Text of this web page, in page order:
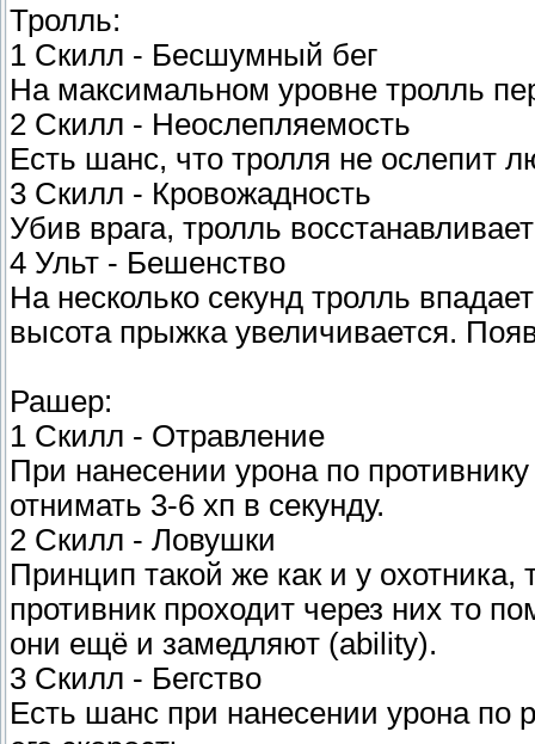
Тролль:
1 Скилл - Бесшумный бег
На максимальном уровне тролль
2 Скилл - Неослепляемость
Есть шанс, что тролля не ослепит
3 Скилл - Кровожадность
Убив врага, тролль
4 Ульт - Бешенство
На несколько секунд тролль
высота прыжка увеличивается.
Рашер:
1 Скилл - Отравление
При нанесении урона по
отнимать 3-6 хп в секунду.
2 Скилл - Ловушки
Принцип такой же как и у охотника,
противник проходит через них то
они ещё и замедляют (ability).
3 Скилл - Бегство
Есть шанс при нанесении урона по